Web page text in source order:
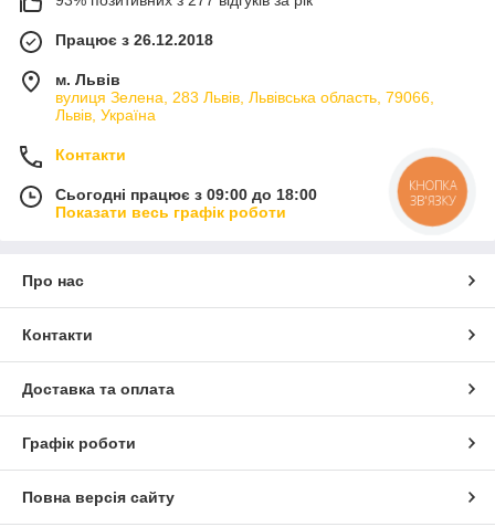
Працює з 26.12.2018
м. Львів
вулиця Зелена, 283 Львів, Львівська область, 79066,
Львів, Україна
Контакти
Сьогодні працює з 09:00 до 18:00
Показати весь графік роботи
Про нас
Контакти
Доставка та оплата
Графік роботи
Повна версія сайту
КНОПКА
ЗВ'ЯЗКУ